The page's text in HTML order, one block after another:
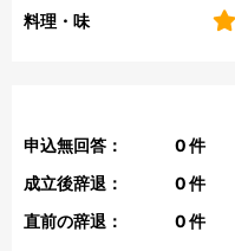
料理・味
申込無回答： 0件
成立後辞退：
0件
直前の辞退：
0件